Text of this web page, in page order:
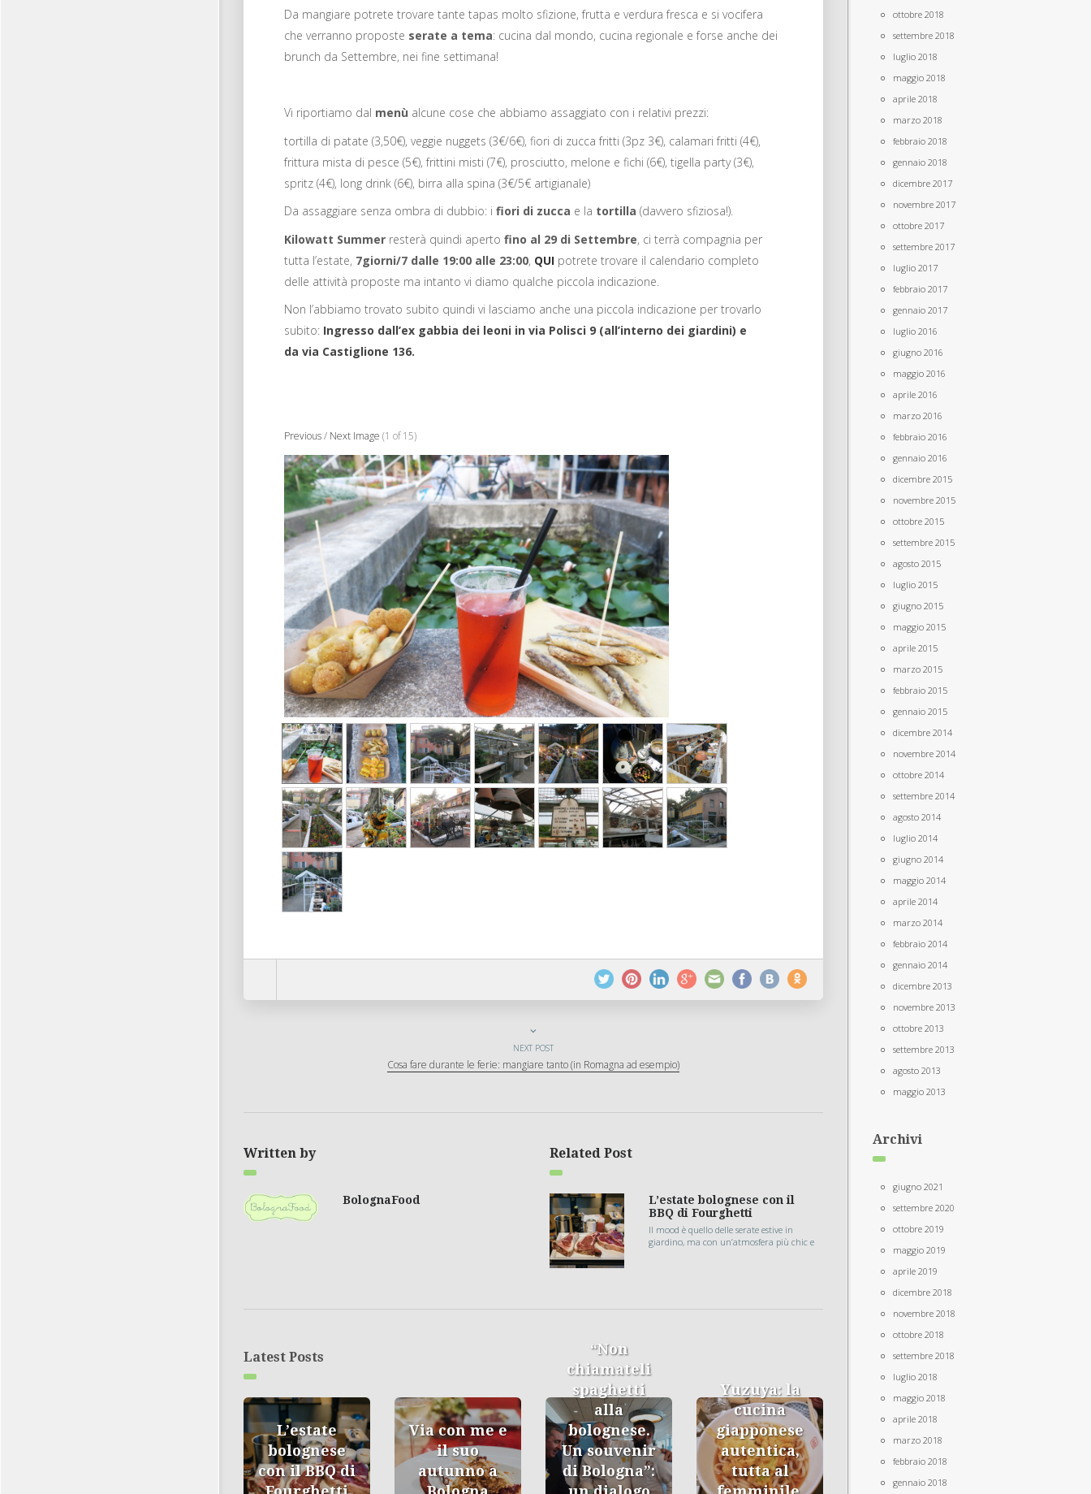
Da mangiare potrete trovare tante tapas molto sfizione, frutta e verdura fresca e si vocifera
che verranno proposte serate a tema: cucina dal mondo, cucina regionale e forse anche dei
brunch da Settembre, nei fine settimana!
Vi riportiamo dal menù alcune cose che abbiamo assaggiato con i relativi prezzi:
tortilla di patate (3,50€), veggie nuggets (3€/6€), fiori di zucca fritti (3pz 3€), calamari fritti (4€),
frittura mista di pesce (5€), frittini misti (7€), prosciutto, melone e fichi (6€), tigella party (3€),
spritz (4€), long drink (6€), birra alla spina (3€/5€ artigianale)
Da assaggiare senza ombra di dubbio: i fiori di zucca e la tortilla (davvero sfiziosa!).
Kilowatt Summer resterà quindi aperto fino al 29 di Settembre, ci terrà compagnia per
tutta l’estate, 7giorni/7 dalle 19:00 alle 23:00, QUI potrete trovare il calendario completo
delle attività proposte ma intanto vi diamo qualche piccola indicazione.
Non l’abbiamo trovato subito quindi vi lasciamo anche una piccola indicazione per trovarlo
subito: Ingresso dall’ex gabbia dei leoni in via Polisci 9 (all’interno dei giardini) e
da via Castiglione 136.
Previous/ Next Image (1 of 15)
NEXT POST
Cosa fare durante le ferie: mangiare tanto (in Romagna ad esempio)
Written by
BolognaFood
Related Post
L’estate bolognese con il
BBQ di Fourghetti
Il mood è quello delle serate estive in
giardino, ma con un’atmosfera più chic e
Latest Posts
L’estate
bolognese
con il BBQ di
Via con me e
il suo
autunno a
“Non
chiamateli
spaghetti
alla
bolognese.
Un souvenir
di Bologna”:
Yuzuya: la
cucina
giapponese
autentica,
tutta al
ottobre 2018
settembre 2018
luglio 2018
maggio 2018
aprile 2018
marzo 2018
febbraio 2018
gennaio 2018
dicembre 2017
novembre 2017
ottobre 2017
settembre 2017
luglio 2017
febbraio 2017
gennaio 2017
luglio 2016
giugno 2016
maggio 2016
aprile 2016
marzo 2016
febbraio 2016
gennaio 2016
dicembre 2015
novembre 2015
ottobre 2015
settembre 2015
agosto 2015
luglio 2015
giugno 2015
maggio 2015
aprile 2015
marzo 2015
febbraio 2015
gennaio 2015
dicembre 2014
novembre 2014
ottobre 2014
settembre 2014
agosto 2014
luglio 2014
giugno 2014
maggio 2014
aprile 2014
marzo 2014
febbraio 2014
gennaio 2014
dicembre 2013
novembre 2013
ottobre 2013
settembre 2013
agosto 2013
maggio 2013
Archivi
giugno 2021
settembre 2020
ottobre 2019
maggio 2019
aprile 2019
dicembre 2018
novembre 2018
ottobre 2018
settembre 2018
luglio 2018
maggio 2018
aprile 2018
marzo 2018
febbraio 2018
gennaio 2018